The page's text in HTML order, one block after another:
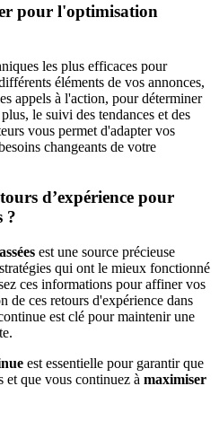
pour l'optimisation
les plus efficaces pour
éléments de vos annonces,
appels à l'action, pour déterminer
le suivi des tendances et des
vous permet d'adapter vos
changeants de votre
d’expérience pour
?
est une source précieuse
qui ont le mieux fonctionné
ces informations pour affiner vos
de ces retours d'expérience dans
est clé pour maintenir une
est essentielle pour garantir que
et que vous continuez à maximiser